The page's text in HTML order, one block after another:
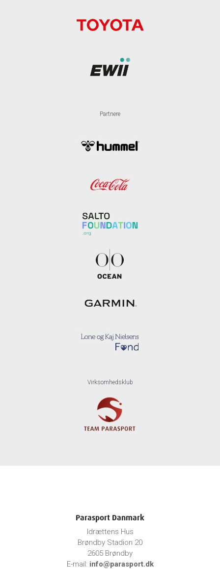
Partnere
Virksomhedsklub
Parasport Danmark
Idrættens Hus
Brøndby Stadion 20
2605 Brøndby
E-mail: info@parasport.dk